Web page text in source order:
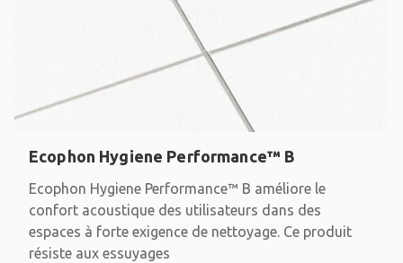
Ecophon Hygiene Performance™ B
Ecophon Hygiene Performance™ B améliore le
confort acoustique des utilisateurs dans des
espaces à forte exigence de nettoyage. Ce produit
résiste aux essuyages